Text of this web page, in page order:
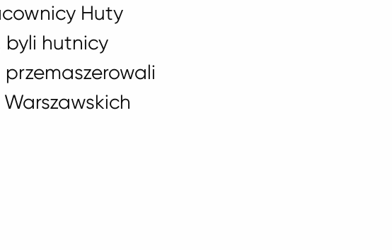
Huty
byli hutnicy